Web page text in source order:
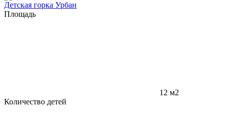
Детская горка Урбан
Площадь
12 м2
Количество детей